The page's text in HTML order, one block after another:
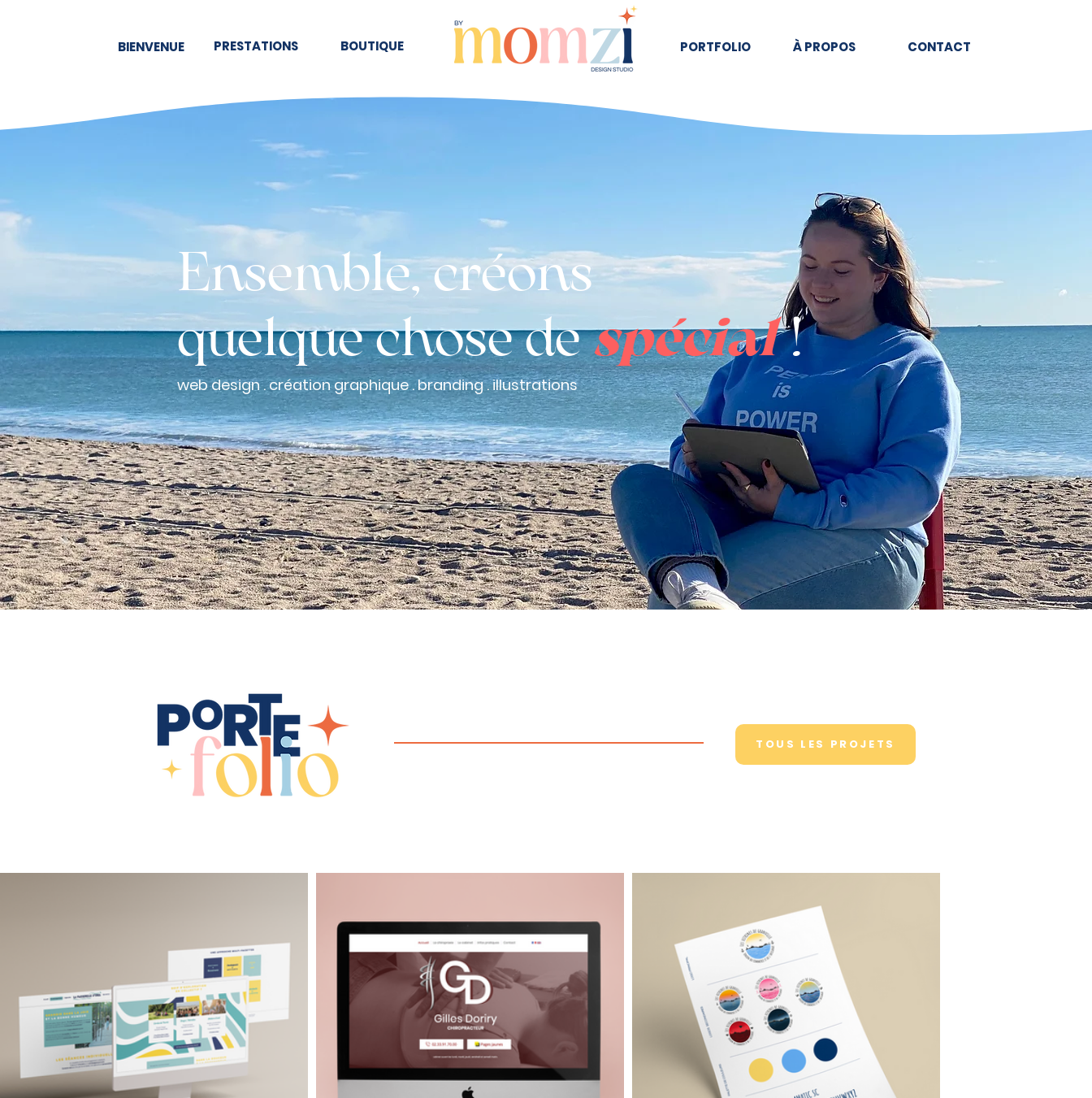
BIENVENUE PRESTATIONS BOUTIQUE PORTFOLIO À PROPOS CONTACT
Ensemble, créons
quelque chose despécial !
web design . création graphique . branding . illustrations
TOUS LES PROJETS